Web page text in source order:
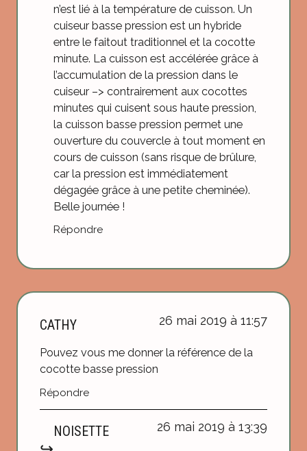
n’est lié à la température de cuisson. Un
cuiseur basse pression est un hybride
entre le faitout traditionnel et la cocotte
minute. La cuisson est accélérée grâce à
l’accumulation de la pression dans le
cuiseur –> contrairement aux cocottes
minutes qui cuisent sous haute pression,
la cuisson basse pression permet une
ouverture du couvercle à tout moment en
cours de cuisson (sans risque de brûlure,
car la pression est immédiatement
dégagée grâce à une petite cheminée).
Belle journée !
Répondre
CATHY 26 mai 2019 à 11:57
Pouvez vous me donner la référence de la
cocotte basse pression
Répondre
NOISETTE 26 mai 2019 à 13:39